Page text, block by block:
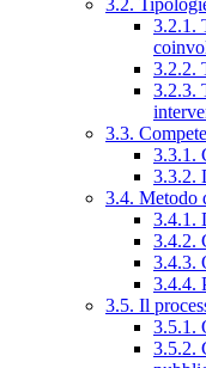
3.2.
3.2.1.
3.2.2.
3.2.3.
3.3.
3.3.1.
3.3.2.
3.4. Metodo
3.4.1.
3.4.2.
3.4.3.
3.4.4.
3.5. Il
3.5.1.
3.5.2.